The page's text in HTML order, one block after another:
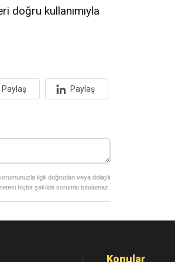
doğru kullanımıyla
Paylaş Paylaş
ilgili doğrudan veya dolaylı
hiçbir şekilde sorumlu tutulamaz.
Konular